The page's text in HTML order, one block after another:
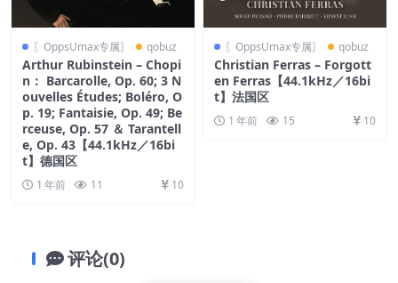
〖OppsUmax专属〗 qobuz
Arthur Rubinstein – Chopi
n： Barcarolle, Op. 60; 3 N
ouvelles Études; Boléro, O
p. 19; Fantaisie, Op. 49; Be
rceuse, Op. 57 ＆ Tarantell
e, Op. 43【44.1kHz／16bi
t】德国区
1 年前 11 10
〖OppsUmax专属〗 qobuz
Christian Ferras – Forgott
en Ferras【44.1kHz／16bi
t】法国区
1 年前 15 10
评论(0)